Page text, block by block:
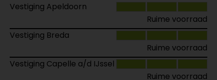
Vestiging Apeldoorn
Ruime voorraad
Vestiging Breda
Ruime voorraad
Vestiging Capelle a/d IJssel
Ruime voorraad